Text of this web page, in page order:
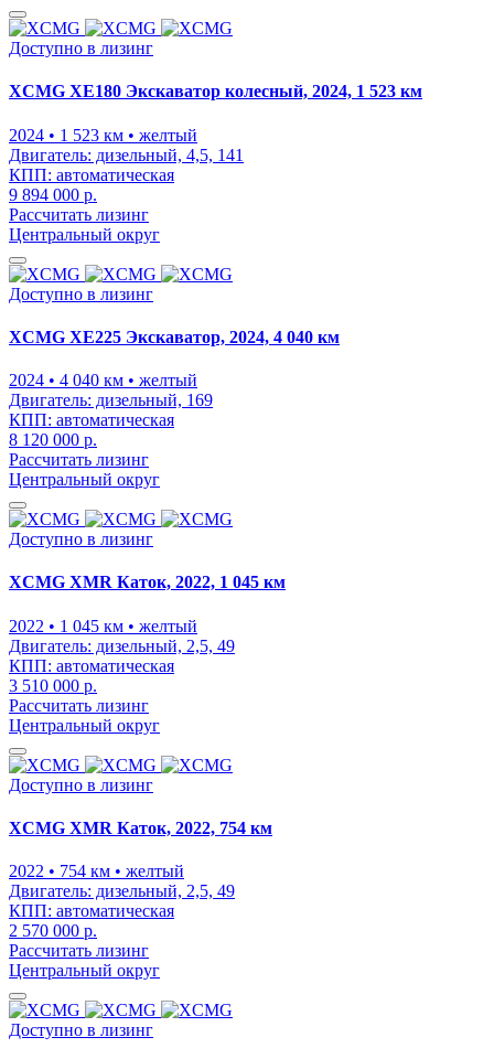
Доступно в лизинг
XCMG XE180 Экскаватор колесный, 2024, 1 523 км
2024 • 1 523 км • желтый
Двигатель: дизельный, 4,5, 141
КПП: автоматическая
9 894 000 р.
Рассчитать лизинг
Центральный округ
Доступно в лизинг
XCMG XE225 Экскаватор, 2024, 4 040 км
2024 • 4 040 км • желтый
Двигатель: дизельный, 169
КПП: автоматическая
8 120 000 р.
Рассчитать лизинг
Центральный округ
Доступно в лизинг
XCMG XMR Каток, 2022, 1 045 км
2022 • 1 045 км • желтый
Двигатель: дизельный, 2,5, 49
КПП: автоматическая
3 510 000 р.
Рассчитать лизинг
Центральный округ
Доступно в лизинг
XCMG XMR Каток, 2022, 754 км
2022 • 754 км • желтый
Двигатель: дизельный, 2,5, 49
КПП: автоматическая
2 570 000 р.
Рассчитать лизинг
Центральный округ
Доступно в лизинг